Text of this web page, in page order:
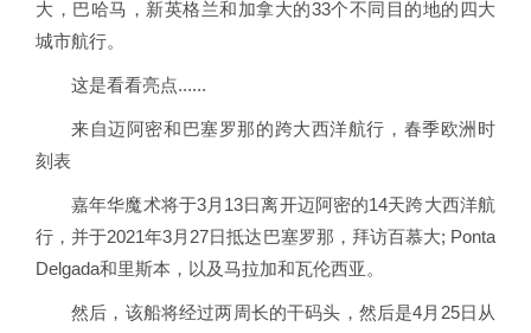
大，巴哈马，新英格兰和加拿大的33个不同目的地的四大
城市航行。
这是看看亮点......
来自迈阿密和巴塞罗那的跨大西洋航行，春季欧洲时
刻表
嘉年华魔术将于3月13日离开迈阿密的14天跨大西洋航
行，并于2021年3月27日抵达巴塞罗那，拜访百慕大; Ponta
Delgada和里斯本，以及马拉加和瓦伦西亚。
然后，该船将经过两周长的干码头，然后是4月25日从